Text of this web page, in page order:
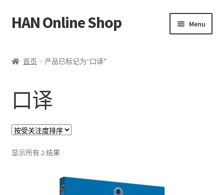
Skip
to
Skip
to
HAN Online Shop Menu
我的账户
中文
Bahasa Melayu
首页 产品已标记为“口译”
口译
显示所有 2 结果按
注